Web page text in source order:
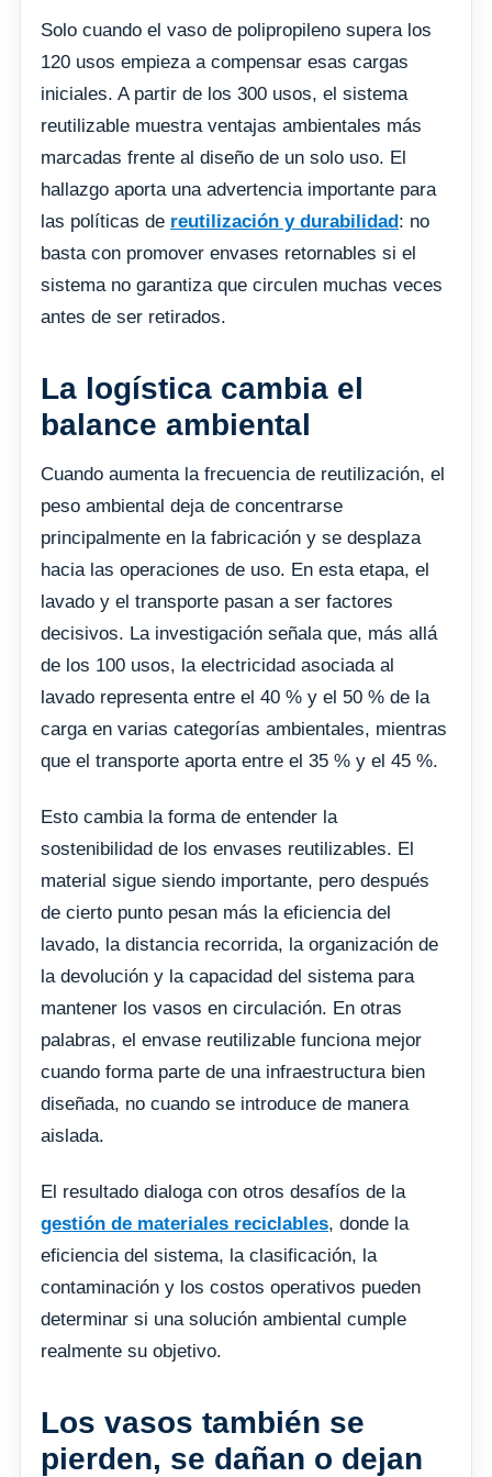
Solo cuando el vaso de polipropileno supera los
120 usos empieza a compensar esas cargas
iniciales. A partir de los 300 usos, el sistema
reutilizable muestra ventajas ambientales más
marcadas frente al diseño de un solo uso. El
hallazgo aporta una advertencia importante para
las políticas de reutilización y durabilidad : no
basta con promover envases retornables si el
sistema no garantiza que circulen muchas veces
antes de ser retirados.
La logística cambia el
balance ambiental
Cuando aumenta la frecuencia de reutilización, el
peso ambiental deja de concentrarse
principalmente en la fabricación y se desplaza
hacia las operaciones de uso. En esta etapa, el
lavado y el transporte pasan a ser factores
decisivos. La investigación señala que, más allá
de los 100 usos, la electricidad asociada al
lavado representa entre el 40 % y el 50 % de la
carga en varias categorías ambientales, mientras
que el transporte aporta entre el 35 % y el 45 %.
Esto cambia la forma de entender la
sostenibilidad de los envases reutilizables. El
material sigue siendo importante, pero después
de cierto punto pesan más la eficiencia del
lavado, la distancia recorrida, la organización de
la devolución y la capacidad del sistema para
mantener los vasos en circulación. En otras
palabras, el envase reutilizable funciona mejor
cuando forma parte de una infraestructura bien
diseñada, no cuando se introduce de manera
aislada.
El resultado dialoga con otros desafíos de la
gestión de materiales reciclables, donde la
eficiencia del sistema, la clasificación, la
contaminación y los costos operativos pueden
determinar si una solución ambiental cumple
realmente su objetivo.
Los vasos también se
pierden, se dañan o dejan